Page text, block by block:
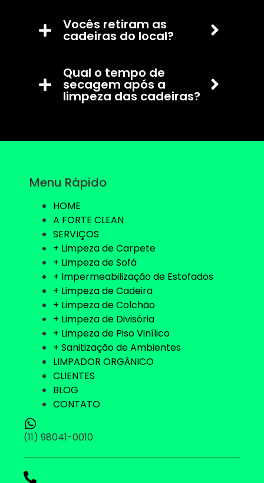
Vocês retiram as
cadeiras do local?
Qual o tempo de
secagem após a
limpeza das cadeiras?
Menu Rápido
HOME
A FORTE CLEAN
SERVIÇOS
+ Limpeza de Carpete
+ Limpeza de Sofá
+ Impermeabilização de Estofados
+ Limpeza de Cadeira
+ Limpeza de Colchão
+ Limpeza de Divisória
+ Limpeza de Piso Vinílico
+ Sanitização de Ambientes
LIMPADOR ORGÂNICO
CLIENTES
BLOG
CONTATO
(11) 98041-0010